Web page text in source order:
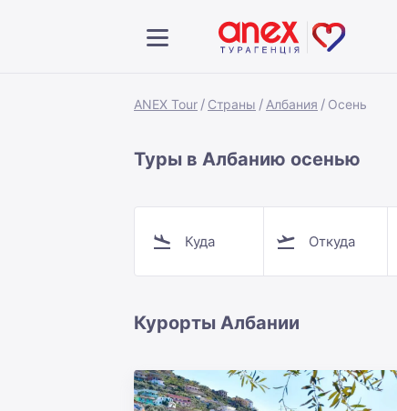
ANEX Tour Страны Албания Осень
Туры в Албанию осенью
Куда Откуда
Курорты Албании